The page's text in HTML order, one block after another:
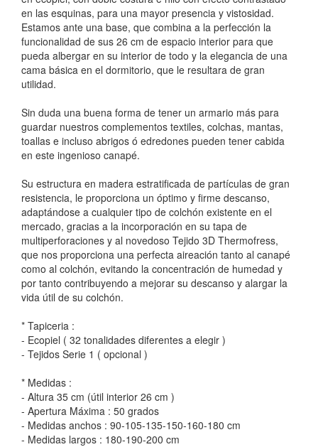
en las esquinas, para una mayor presencia y vistosidad.
Estamos ante una base, que combina a la perfección la
funcionalidad de sus 26 cm de espacio interior para que
pueda albergar en su interior de todo y la elegancia de una
cama básica en el dormitorio, que le resultara de gran
utilidad.
Sin duda una buena forma de tener un armario más para
guardar nuestros complementos textiles, colchas, mantas,
toallas e incluso abrigos ó edredones pueden tener cabida
en este ingenioso canapé.
Su estructura en madera estratificada de partículas de gran
resistencia, le proporciona un óptimo y firme descanso,
adaptándose a cualquier tipo de colchón existente en el
mercado, gracias a la incorporación en su tapa de
multiperforaciones y al novedoso Tejido 3D Thermofress,
que nos proporciona una perfecta aireación tanto al canapé
como al colchón, evitando la concentración de humedad y
por tanto contribuyendo a mejorar su descanso y alargar la
vida útil de su colchón.
* Tapiceria :
- Ecopiel ( 32 tonalidades diferentes a elegir )
- Tejidos Serie 1 ( opcional )
* Medidas :
- Altura 35 cm (útil interior 26 cm )
- Apertura Máxima : 50 grados
- Medidas anchos : 90-105-135-150-160-180 cm
- Medidas largos : 180-190-200 cm